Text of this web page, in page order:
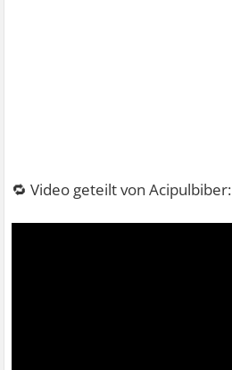
🔁 Video geteilt von Acipulbiber: